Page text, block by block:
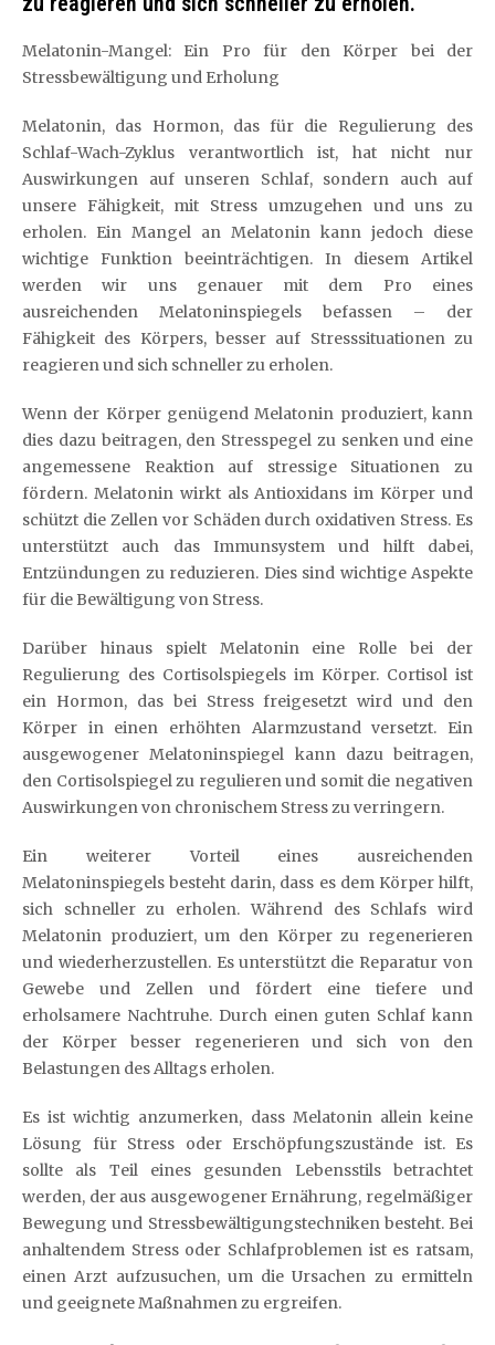
Melatonin-Mangel: Ein Pro für den Körper bei der
Stressbewältigung und Erholung
Melatonin, das Hormon, das für die Regulierung des
Schlaf-Wach-Zyklus verantwortlich ist, hat nicht nur
Auswirkungen auf unseren Schlaf, sondern auch auf
unsere Fähigkeit, mit Stress umzugehen und uns zu
erholen. Ein Mangel an Melatonin kann jedoch diese
wichtige Funktion beeinträchtigen. In diesem Artikel
werden wir uns genauer mit dem Pro eines
ausreichenden Melatoninspiegels befassen – der
Fähigkeit des Körpers, besser auf Stresssituationen zu
reagieren und sich schneller zu erholen.
Wenn der Körper genügend Melatonin produziert, kann
dies dazu beitragen, den Stresspegel zu senken und eine
angemessene Reaktion auf stressige Situationen zu
fördern. Melatonin wirkt als Antioxidans im Körper und
schützt die Zellen vor Schäden durch oxidativen Stress. Es
unterstützt auch das Immunsystem und hilft dabei,
Entzündungen zu reduzieren. Dies sind wichtige Aspekte
für die Bewältigung von Stress.
Darüber hinaus spielt Melatonin eine Rolle bei der
Regulierung des Cortisolspiegels im Körper. Cortisol ist
ein Hormon, das bei Stress freigesetzt wird und den
Körper in einen erhöhten Alarmzustand versetzt. Ein
ausgewogener Melatoninspiegel kann dazu beitragen,
den Cortisolspiegel zu regulieren und somit die negativen
Auswirkungen von chronischem Stress zu verringern.
Ein weiterer Vorteil eines ausreichenden
Melatoninspiegels besteht darin, dass es dem Körper hilft,
sich schneller zu erholen. Während des Schlafs wird
Melatonin produziert, um den Körper zu regenerieren
und wiederherzustellen. Es unterstützt die Reparatur von
Gewebe und Zellen und fördert eine tiefere und
erholsamere Nachtruhe. Durch einen guten Schlaf kann
der Körper besser regenerieren und sich von den
Belastungen des Alltags erholen.
Es ist wichtig anzumerken, dass Melatonin allein keine
Lösung für Stress oder Erschöpfungszustände ist. Es
sollte als Teil eines gesunden Lebensstils betrachtet
werden, der aus ausgewogener Ernährung, regelmäßiger
Bewegung und Stressbewältigungstechniken besteht. Bei
anhaltendem Stress oder Schlafproblemen ist es ratsam,
einen Arzt aufzusuchen, um die Ursachen zu ermitteln
und geeignete Maßnahmen zu ergreifen.